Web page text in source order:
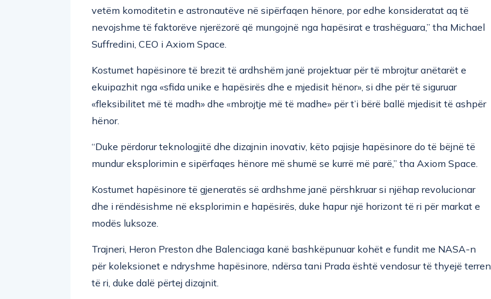
vetëm komoditetin e astronautëve në sipërfaqen hënore, por edhe konsideratat aq të
nevojshme të faktorëve njerëzorë që mungojnë nga hapësirat e trashëguara,” tha Michael
Suffredini, CEO i Axiom Space.
Kostumet hapësinore të brezit të ardhshëm janë projektuar për të mbrojtur anëtarët e
ekuipazhit nga «sfida unike e hapësirës dhe e mjedisit hënor», si dhe për të siguruar
«fleksibilitet më të madh» dhe «mbrojtje më të madhe» për t’i bërë ballë mjedisit të ashpër
hënor.
“Duke përdorur teknologjitë dhe dizajnin inovativ, këto pajisje hapësinore do të bëjnë të
mundur eksplorimin e sipërfaqes hënore më shumë se kurrë më parë,” tha Axiom Space.
Kostumet hapësinore të gjeneratës së ardhshme janë përshkruar si njëhap revolucionar
dhe i rëndësishme në eksplorimin e hapësirës, duke hapur një horizont të ri për markat e
modës luksoze.
Trajneri, Heron Preston dhe Balenciaga kanë bashkëpunuar kohët e fundit me NASA-n
për koleksionet e ndryshme hapësinore, ndërsa tani Prada është vendosur të thyejë terren
të ri, duke dalë përtej dizajnit.